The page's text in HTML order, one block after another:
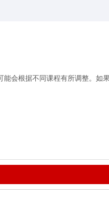
能会根据不同课程有所调整。如